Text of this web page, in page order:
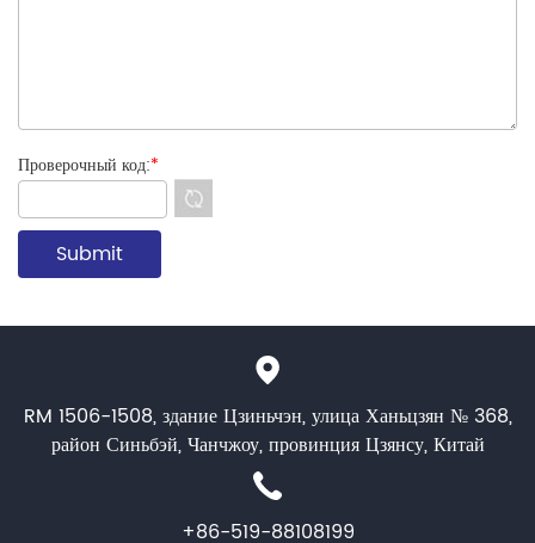
Проверочный код:*
RM 1506-1508, здание Цзиньчэн, улица Ханьцзян № 368,
район Синьбэй, Чанчжоу, провинция Цзянсу, Китай
+86-519-88108199